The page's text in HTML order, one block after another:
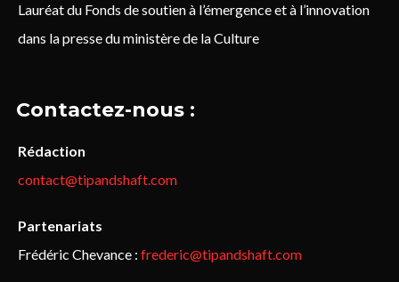
Lauréat du Fonds de soutien à l’émergence et à l’innovation
dans la presse du ministère de la Culture
Contactez-nous :
Rédaction
contact@tipandshaft.com
Partenariats
Frédéric Chevance : frederic@tipandshaft.com